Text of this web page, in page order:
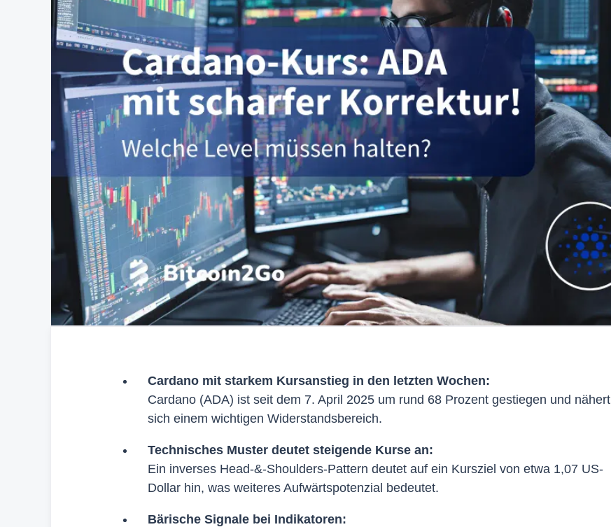
Cardano mit starkem Kursanstieg in den letzten Wochen:
Cardano (ADA) ist seit dem 7. April 2025 um rund 68 Prozent gestiegen und nähert
sich einem wichtigen Widerstandsbereich.
Technisches Muster deutet steigende Kurse an:
Ein inverses Head-&-Shoulders-Pattern deutet auf ein Kursziel von etwa 1,07 US-
Dollar hin, was weiteres Aufwärtspotenzial bedeutet.
Bärische Signale bei Indikatoren: